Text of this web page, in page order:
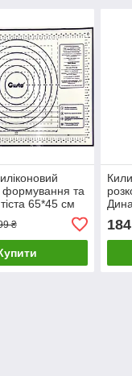
та
65*45 см
₴ 184